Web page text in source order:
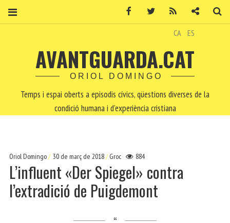
CA ES
AVANTGUARDA.CAT
ORIOL DOMINGO
Temps i espai oberts a episodis cívics, qüestions diverses de la
condició humana i d'experiència cristiana
Oriol Domingo 30 de març de 2018 Groc 884
L’influent «Der Spiegel» contra
l’extradició de Puigdemont
Facebook Twitter Contacte